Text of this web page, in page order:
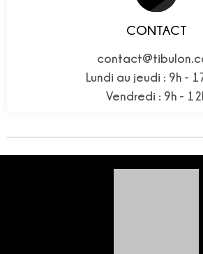
CONTACT
Lundi au jeudi : 9h -
Vendredi : 9h -